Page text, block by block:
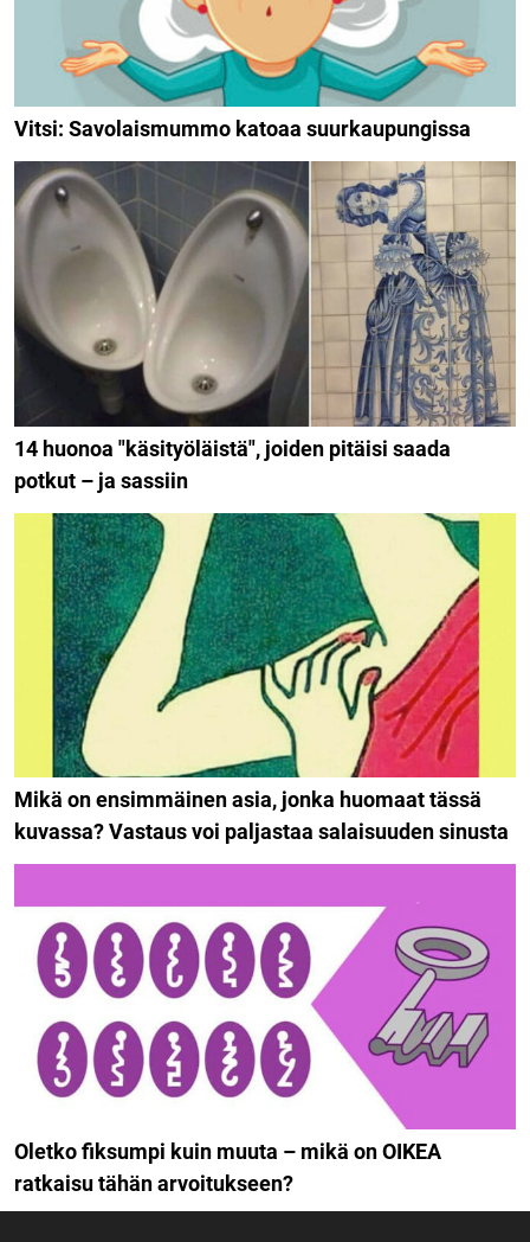
Vitsi: Savolaismummo katoaa suurkaupungissa
14 huonoa "käsityöläistä", joiden pitäisi saada
potkut – ja sassiin
Mikä on ensimmäinen asia, jonka huomaat tässä
kuvassa? Vastaus voi paljastaa salaisuuden sinusta
Oletko fiksumpi kuin muuta – mikä on OIKEA
ratkaisu tähän arvoitukseen?